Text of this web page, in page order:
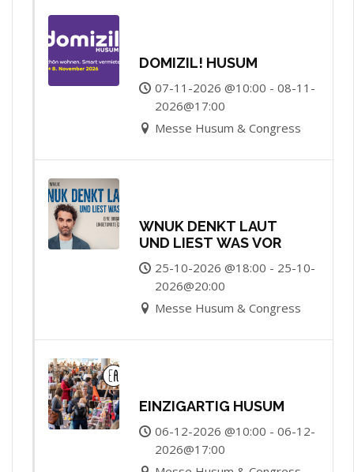
DOMIZIL! HUSUM
07-11-2026 @10:00 - 08-11-
2026@17:00
Messe Husum & Congress
WNUK DENKT LAUT
UND LIEST WAS VOR
25-10-2026 @18:00 - 25-10-
2026@20:00
Messe Husum & Congress
EINZIGARTIG HUSUM
06-12-2026 @10:00 - 06-12-
2026@17:00